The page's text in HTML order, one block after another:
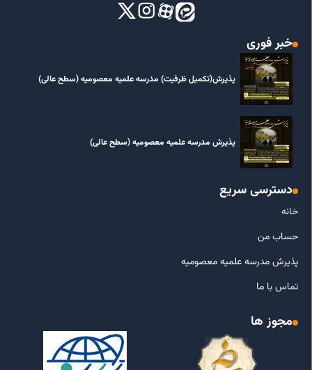
خبر فوری
پذیرش(تکمیل ظرفیت) مدرسه علمیه معصومیه‌ (سطح عالی)
پذیرش مدرسه علمیه معصومیه‌ (سطح عالی)
دسترسی سریع
خانه
حساب من
پذیرش مدرسه علمیه معصومیه
تماس با ما
مجوز ها